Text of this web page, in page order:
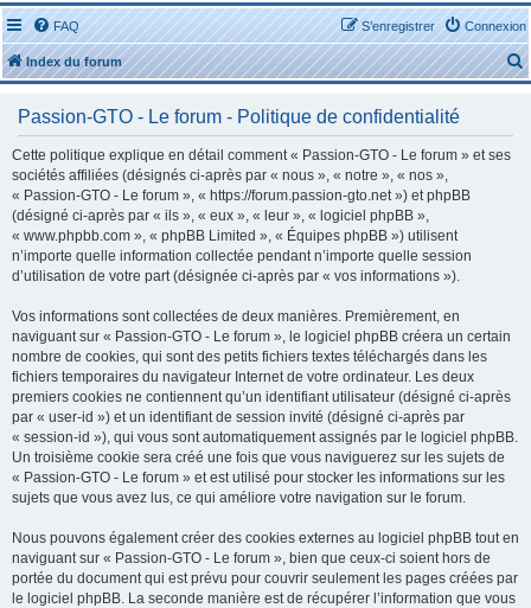
FAQ Connexion
S’enregistrer
Index du forum
e
Passion-GTO - Le forum - Politique de confidentialité
Cette politique explique en détail comment « Passion-GTO - Le forum » et ses
sociétés affiliées (désignés ci-après par « nous », « notre », « nos »,
« Passion-GTO - Le forum », « https://forum.passion-gto.net ») et phpBB
(désigné ci-après par « ils », « eux », « leur », « logiciel phpBB »,
« www.phpbb.com », « phpBB Limited », « Équipes phpBB ») utilisent
n’importe quelle information collectée pendant n’importe quelle session
d’utilisation de votre part (désignée ci-après par « vos informations »).
Vos informations sont collectées de deux manières. Premièrement, en
naviguant sur « Passion-GTO - Le forum », le logiciel phpBB créera un certain
nombre de cookies, qui sont des petits fichiers textes téléchargés dans les
fichiers temporaires du navigateur Internet de votre ordinateur. Les deux
premiers cookies ne contiennent qu’un identifiant utilisateur (désigné ci-après
par « user-id ») et un identifiant de session invité (désigné ci-après par
« session-id »), qui vous sont automatiquement assignés par le logiciel phpBB.
Un troisième cookie sera créé une fois que vous naviguerez sur les sujets de
« Passion-GTO - Le forum » et est utilisé pour stocker les informations sur les
sujets que vous avez lus, ce qui améliore votre navigation sur le forum.
Nous pouvons également créer des cookies externes au logiciel phpBB tout en
naviguant sur « Passion-GTO - Le forum », bien que ceux-ci soient hors de
portée du document qui est prévu pour couvrir seulement les pages créées par
le logiciel phpBB. La seconde manière est de récupérer l’information que vous